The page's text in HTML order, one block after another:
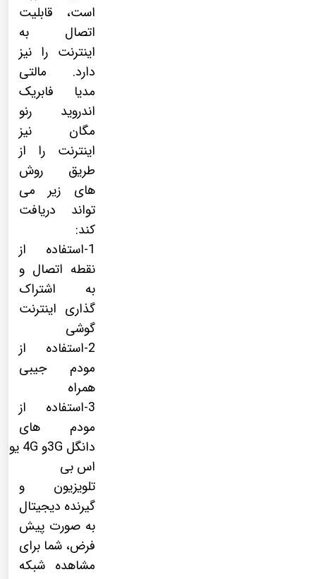
است، قابلیت
اتصال به
اینترنت را نیز
دارد. مالتی
مدیا فابریک
اندروید رنو
مگان نیز
اینترنت را از
طریق روش
های زیر می
تواند دریافت
کند:
1-استفاده از
نقطه اتصال و
به اشتراک
گذاری اینترنت
گوشی
2-استفاده از
مودم جیبی
همراه
3-استفاده از
مودم های
دانگل 3Gو 4G یو
اس بی
تلویزیون و
گیرنده دیجیتال
به صورت پیش
فرض، شما برای
مشاهده شبکه